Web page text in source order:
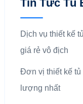
Tin Tức Tủ
Dịch vụ thiết kế
giá rẻ vô địch
Đơn vị thiết kế tủ
lượng nhất